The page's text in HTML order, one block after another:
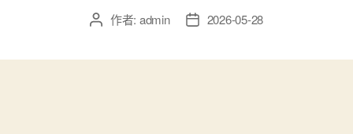
文 作者: admin
文 2026-05-28